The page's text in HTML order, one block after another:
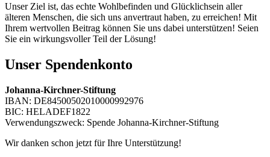
Unser Ziel ist, das echte Wohlbefinden und Glücklichsein aller
älteren Menschen, die sich uns anvertraut haben, zu erreichen! Mit
Ihrem wertvollen Beitrag können Sie uns dabei unterstützen! Seien
Sie ein wirkungsvoller Teil der Lösung!
Unser Spendenkonto
Johanna-Kirchner-Stiftung
IBAN: DE84500502010000992976
BIC: HELADEF1822
Verwendungszweck: Spende Johanna-Kirchner-Stiftung
Wir danken schon jetzt für Ihre Unterstützung!